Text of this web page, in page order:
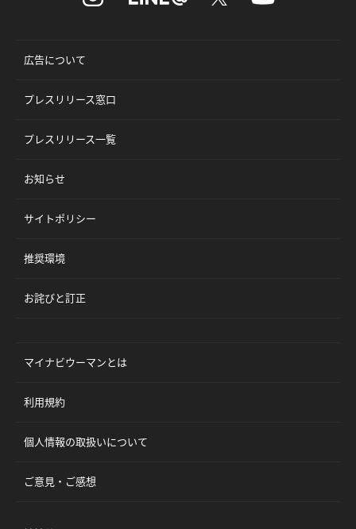
広告について
プレスリリース窓口
プレスリリース一覧
お知らせ
サイトポリシー
推奨環境
お詫びと訂正
マイナビウーマンとは
利用規約
個人情報の取扱いについて
ご意見・ご感想